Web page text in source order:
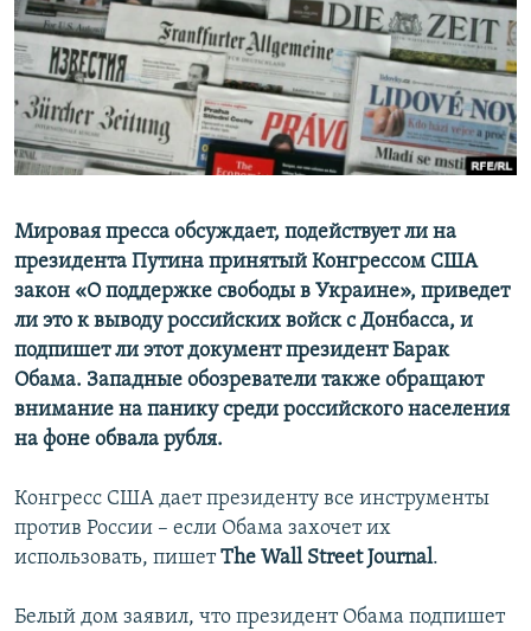
ПОБЕДИТЕЛЕЙ НЕ СУДЯТ?
КРЫМ.НЕПОКОРЕННЫЙ
ELIFBE
УКРАИНСКАЯ ПРОБЛЕМА КРЫМА
ПРИСОЕДИНЯЙТЕСЬ!
Мировая пресса обсуждает, подействует ли на
президента Путина принятый Конгрессом США
закон «О поддержке свободы в Украине», приведет
ли это к выводу российских войск с Донбасса, и
подпишет ли этот документ президент Барак
Обама. Западные обозреватели также обращают
внимание на панику среди российского населения
на фоне обвала рубля.
Конгресс США дает президенту все инструменты
против России – если Обама захочет их
использовать, пишетThe Wall Street Journal.
Белый дом заявил, что президент Обама подпишет